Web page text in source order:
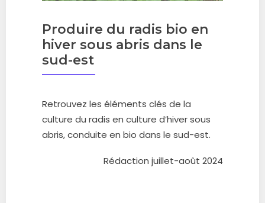
Produire du radis bio en
hiver sous abris dans le
sud-est
Retrouvez les éléments clés de la
culture du radis en culture d’hiver sous
abris, conduite en bio dans le sud-est.
Rédaction juillet-août 2024